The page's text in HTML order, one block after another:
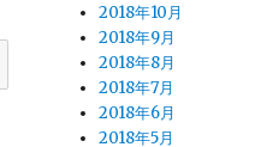
2018年10月
2018年9月
2018年8月
2018年7月
2018年6月
2018年5月